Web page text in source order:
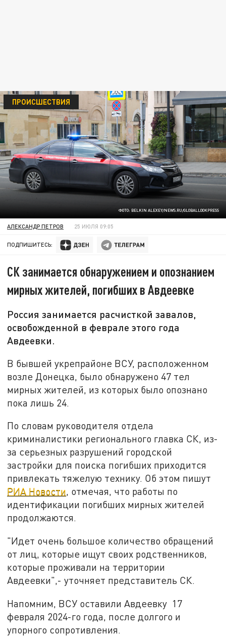
ФОТО: BELKIN ALEXEY/NEWS.RU/GLOBALLOOKPRESS
ПРОИСШЕСТВИЯ
АЛЕКСАНДР ПЕТРОВ 25 ИЮЛЯ 09:05
ПОДПИШИТЕСЬ:
СК занимается обнаружением и опознанием
мирных жителей, погибших в Авдеевке
Россия занимается расчисткой завалов,
освобожденной в феврале этого года
Авдеевки.
В бывшей укрепрайоне ВСУ, расположенном
возле Донецка, было обнаружено 47 тел
мирных жителей, из которых было опознано
пока лишь 24.
По словам руководителя отдела
криминалистики регионального главка СК, из-
за серьезных разрушений городской
застройки для поиска погибших приходится
привлекать тяжелую технику. Об этом пишут
РИА Новости, отмечая, что работы по
идентификации погибших мирных жителей
продолжаются.
"Идет очень большое количество обращений
от лиц, которые ищут своих родственников,
которые проживали на территории
Авдеевки",- уточняет представитель СК.
Напомним, ВСУ оставили Авдеевку 17
февраля 2024-го года, после долгого и
упорного сопротивления.